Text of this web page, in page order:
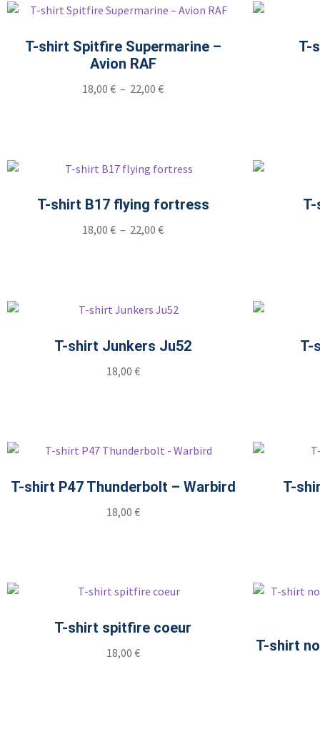
T-shirt Spitfire Supermarine –
Avion RAF
18,00 € – 22,00 €
T-
T-shirt B17 flying fortress
18,00 € – 22,00 €
T-shirt Junkers Ju52
18,00 €
T-
T-shirt P47 Thunderbolt – Warbird
18,00 €
T-
T-shirt spitfire coeur
18,00 € T-shirt